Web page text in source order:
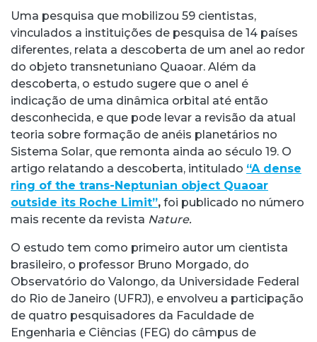
Uma pesquisa que mobilizou 59 cientistas,
vinculados a instituições de pesquisa de 14 países
diferentes, relata a descoberta de um anel ao redor
do objeto transnetuniano Quaoar. Além da
descoberta, o estudo sugere que o anel é
indicação de uma dinâmica orbital até então
desconhecida, e que pode levar a revisão da atual
teoria sobre formação de anéis planetários no
Sistema Solar, que remonta ainda ao século 19. O
artigo relatando a descoberta, intitulado “A dense
ring of the trans-Neptunian object Quaoar
outside its Roche Limit”, foi publicado no número
mais recente da revista Nature.
O estudo tem como primeiro autor um cientista
brasileiro, o professor Bruno Morgado, do
Observatório do Valongo, da Universidade Federal
do Rio de Janeiro (UFRJ), e envolveu a participação
de quatro pesquisadores da Faculdade de
Engenharia e Ciências (FEG) do câmpus de